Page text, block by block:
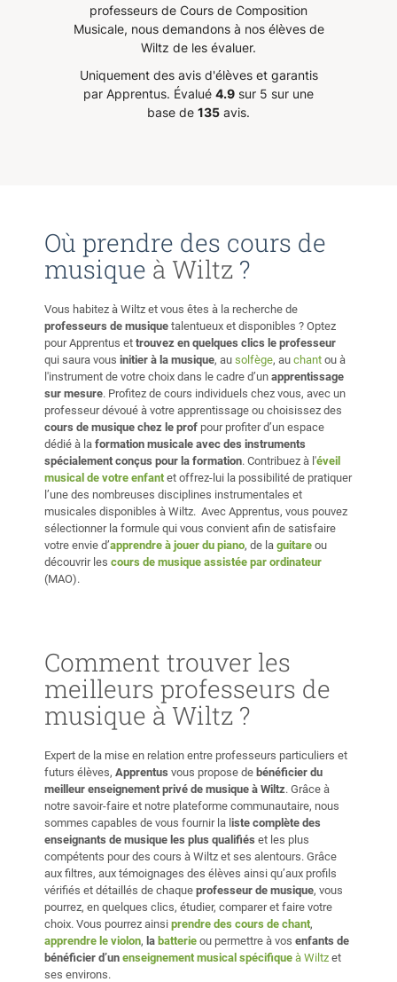
bb7/etc... ----Techniques au Pick (Guitare Électrique) :
*Alternate Picking *Fast Picking/Tremolo Picking
*Economy Picking *Gravity Picking *Hybrid Picking
*Palm Mute *Natural Harmonics *Pinch Harmonics
*Artificial Harmonics ----Strumming/Picking à la main
de feeling et pulsations ----Apprendre ses chansons
favorites *Suggestions de ma part en fonctions de votre
niveau et style *Suggestions de votre part en fonctions de
conseils *Jam avec moi *Etude de solos et comment s'en
inspirer ----Comprendre et connaître le solfège *Théorie
sur l'Harmonie *Harmonisation des gammes *Cycle des
quintes *Progressions d'accords *Cadences d'accords
*Nomenclature : Classique/Jazz/Moderne *Lecture sur
Tablatures et Portées *Etude sur la tonalité ----Théorie
sur la Mélodie *Mélodie simple VS complexe *Target
Notes *Tips & Tricks ----Théorie sur le Rythme
*Connaissances des grooves de plusieurs style de
musique *Gammes Rhythmiques *Subdivisions des notes
*Ternaire et binaire *Signatures Rhythmiques ----
Production Musicale *Composition *Arrangement
*Enregistrement
moyen de lui expliquer les sujets
difficiles et canaliser son
l’aise, plus confiant et les
résultats sont très satisfaisants.
professeurs de Cours de Composition
Musicale, nous demandons à nos élèves de
Wiltz de les évaluer.
Uniquement des avis d'élèves et garantis
par Apprentus. Évalué 4.9 sur 5 sur une
base de 135 avis.
Où prendre des cours de
musique à Wiltz ?
Vous habitez à Wiltz et vous êtes à la recherche de
professeurs de musique talentueux et disponibles ? Optez
pour Apprentus et trouvez en quelques clics le professeur
qui saura vous initier à la musique, au solfège, au chant ou à
l'instrument de votre choix dans le cadre d’un apprentissage
sur mesure. Profitez de cours individuels chez vous, avec un
professeur dévoué à votre apprentissage ou choisissez des
cours de musique chez le prof pour profiter d’un espace
dédié à la formation musicale avec des instruments
spécialement conçus pour la formation. Contribuez à l'éveil
musical de votre enfant et offrez-lui la possibilité de pratiquer
l’une des nombreuses disciplines instrumentales et
musicales disponibles à Wiltz. Avec Apprentus, vous pouvez
sélectionner la formule qui vous convient afin de satisfaire
votre envie d’apprendre à jouer du piano, de la guitare ou
découvrir les cours de musique assistée par ordinateur
(MAO).
Comment trouver les
meilleurs professeurs de
musique à Wiltz ?
Expert de la mise en relation entre professeurs particuliers et
futurs élèves, Apprentus vous propose de bénéficier du
meilleur enseignement privé de musique à Wiltz. Grâce à
notre savoir-faire et notre plateforme communautaire, nous
sommes capables de vous fournir la l iste complète des
enseignants de musique les plus qualifiés et les plus
compétents pour des cours à Wiltz et ses alentours. Grâce
aux filtres, aux témoignages des élèves ainsi qu’aux profils
vérifiés et détaillés de chaque professeur de musique, vous
pourrez, en quelques clics, étudier, comparer et faire votre
choix. Vous pourrez ainsi prendre des cours de chant,
apprendre le violon, la batterie ou permettre à vos enfants de
bénéficier d’un enseignement musical spécifique à Wiltz et
ses environs.